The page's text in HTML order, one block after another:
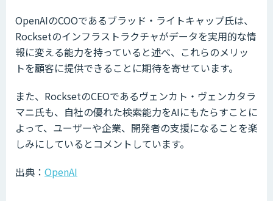
OpenAIのCOOであるブラッド・ライトキャップ氏は、
Rocksetのインフラストラクチャがデータを実用的な情
報に変える能力を持っていると述べ、これらのメリッ
トを顧客に提供できることに期待を寄せています。
また、RocksetのCEOであるヴェンカト・ヴェンカタラ
マニ氏も、自社の優れた検索能力をAIにもたらすことに
よって、ユーザーや企業、開発者の支援になることを楽
しみにしているとコメントしています。
出典： OpenAI